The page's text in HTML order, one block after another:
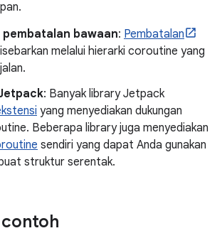
pembatalan bawaan: Pembatalan
melalui hierarki coroutine yang
: Banyak library Jetpack
yang menyediakan dukungan
Beberapa library juga menyediakan
sendiri yang dapat Anda gunakan
struktur serentak.
contoh